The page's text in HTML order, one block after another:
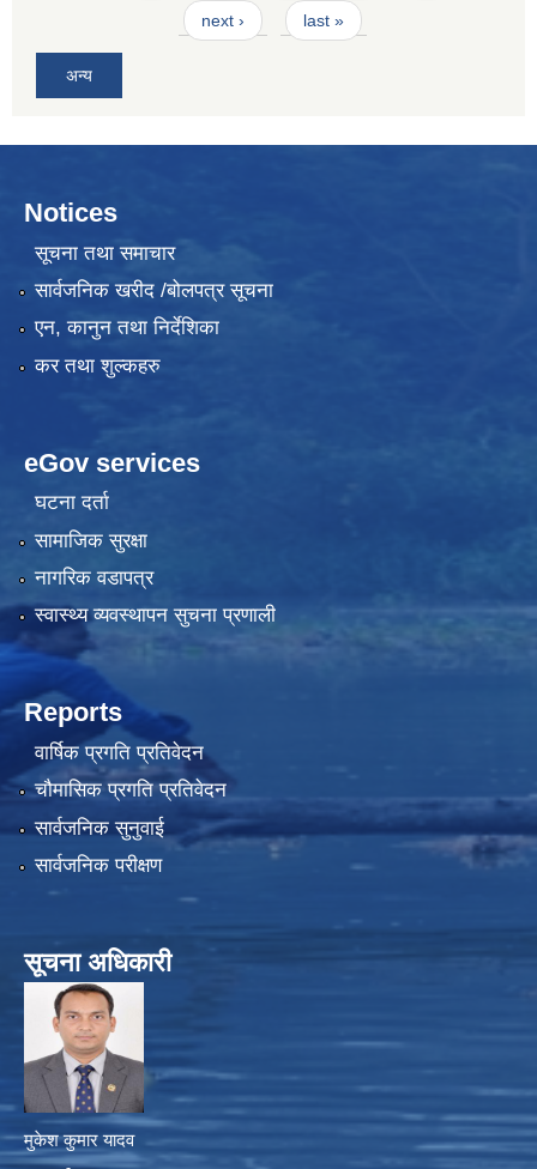
next › last »
अन्य
Notices
सूचना तथा समाचार
सार्वजनिक खरीद /बोलपत्र सूचना
एन, कानुन तथा निर्देशिका
कर तथा शुल्कहरु
eGov services
घटना दर्ता
सामाजिक सुरक्षा
नागरिक वडापत्र
स्वास्थ्य व्यवस्थापन सुचना प्रणाली
Reports
वार्षिक प्रगति प्रतिवेदन
चौमासिक प्रगति प्रतिवेदन
सार्वजनिक सुनुवाई
सार्वजनिक परीक्षण
सूचना अधिकारी
मुकेश कुमार यादव